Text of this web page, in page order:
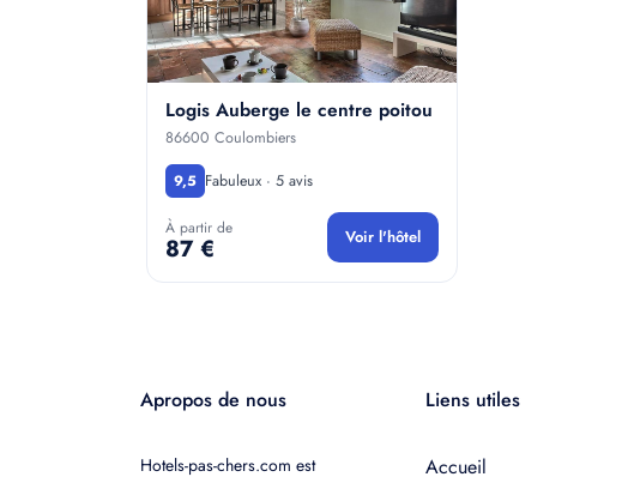
Logis Auberge le centre poitou
86600 Coulombiers
9,5 Fabuleux · 5 avis
À partir de
87 € Voir l'hôtel
Apropos de nous
Hotels-pas-chers.com est
Liens utiles
Accueil